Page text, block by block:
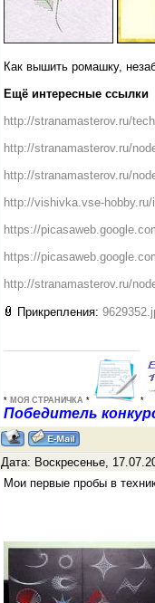
Как вышить ромашку,
Ещё интересные ссылки
http://stranamasterov.ru/
http://stranamasterov.ru/
http://stranamasterov.ru/
http://vishivka.vse-
https://
https://
http://stranamasterov.ru/
Прикрепления:
* МОЯ СТРАНИЧКА * *
Победитель
Дата: Воскресенье,
Мои первые пробы в